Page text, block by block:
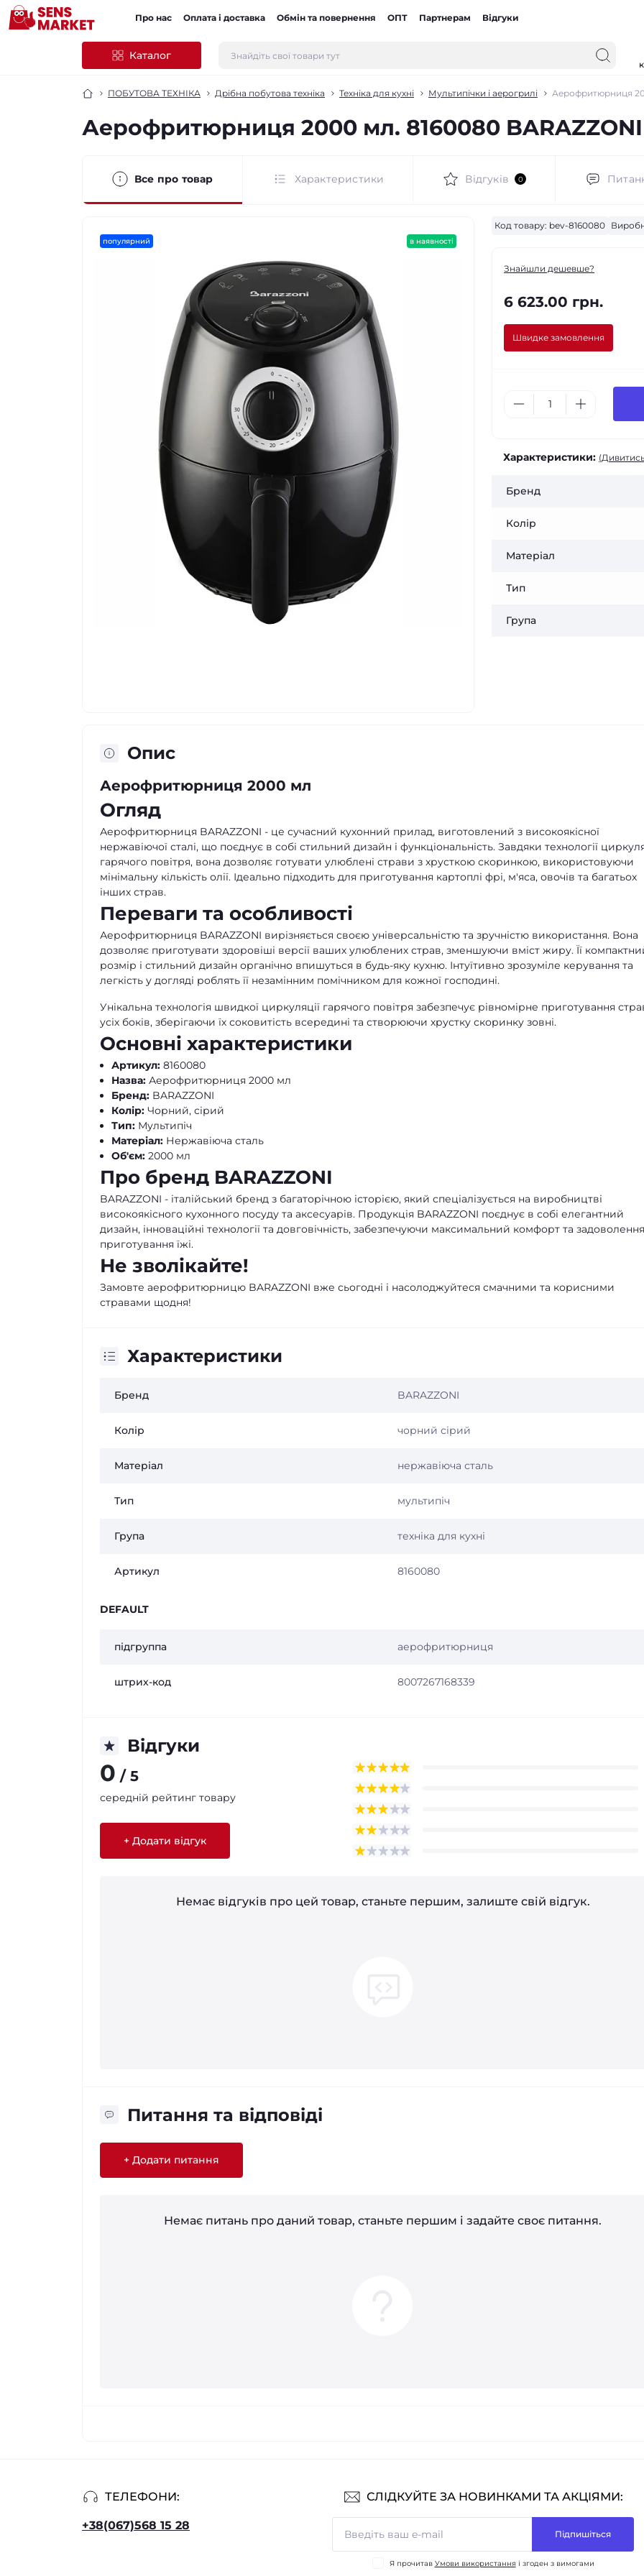
Про нас Оплата і доставка Обмін та повернення ОПТ Партнерам Відгуки
Каталог
ПОБУТОВА ТЕХНІКА Дрібна побутова техніка Техніка для кухні Мультипічки і аерогрилі Аерофритюрниця
Аерофритюрниця 2000 мл. 8160080 BARAZZONI
Все про товар Характеристики Відгуків 0
популярний в наявності
Код товару: bev-8160080
Знайшли дешевше?
6 623.00 грн.
Швидке замовлення
Характеристики: (Дивитись
Бренд
Колір
Матеріал
Тип
Група
Опис
Аерофритюрниця 2000 мл
Огляд
Аерофритюрниця BARAZZONI - це сучасний кухонний прилад, виготовлений з високоякісної
нержавіючої сталі, що поєднує в собі стильний дизайн і функціональність. Завдяки технології
гарячого повітря, вона дозволяє готувати улюблені страви з хрусткою скоринкою, використовуючи
мінімальну кількість олії. Ідеально підходить для приготування картоплі фрі, м'яса, овочів та багатьох
інших страв.
Переваги та особливості
Аерофритюрниця BARAZZONI вирізняється своєю універсальністю та зручністю використання. Вона
дозволяє приготувати здоровіші версії ваших улюблених страв, зменшуючи вміст жиру. Її
розмір і стильний дизайн органічно впишуться в будь-яку кухню. Інтуїтивно зрозуміле керування та
легкість у догляді роблять її незамінним помічником для кожної господині.
Унікальна технологія швидкої циркуляції гарячого повітря забезпечує рівномірне приготування
усіх боків, зберігаючи їх соковитість всередині та створюючи хрустку скоринку зовні.
Основні характеристики
Артикул: 8160080
Назва: Аерофритюрниця 2000 мл
Бренд: BARAZZONI
Колір: Чорний, сірий
Тип: Мультипіч
Матеріал: Нержавіюча сталь
Об'єм: 2000 мл
Про бренд BARAZZONI
BARAZZONI - італійський бренд з багаторічною історією, який спеціалізується на виробництві
високоякісного кухонного посуду та аксесуарів. Продукція BARAZZONI поєднує в собі елегантний
дизайн, інноваційні технології та довговічність, забезпечуючи максимальний комфорт та
приготування їжі.
Не зволікайте!
Замовте аерофритюрницю BARAZZONI вже сьогодні і насолоджуйтеся смачними та корисними
стравами щодня!
Характеристики
Бренд BARAZZONI
Колір чорний сірий
Матеріал нержавіюча сталь
Тип мультипіч
Група техніка для кухні
Артикул 8160080
DEFAULT
підгруппа аерофритюрниця
штрих-код 8007267168339
Відгуки
0 / 5
середній рейтинг товару
+ Додати відгук
Немає відгуків про цей товар, станьте першим, залиште свій відгук.
Питання та відповіді
+ Додати питання
Немає питань про даний товар, станьте першим і задайте своє питання.
ТЕЛЕФОНИ:
+38(067)568 15 28
СЛІДКУЙТЕ ЗА НОВИНКАМИ ТА АКЦІЯМИ:
Підпишіться
Я прочитав Умови використання і згоден з вимогами